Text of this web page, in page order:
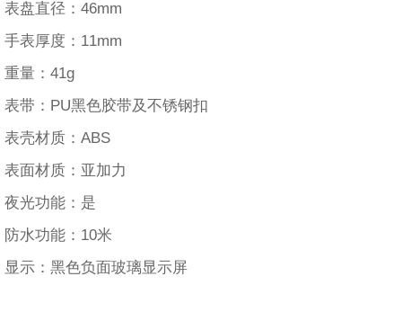
表盘直径：46mm
手表厚度：11mm
重量：41g
表带：PU黑色胶带及不锈钢扣
表壳材质：ABS
表面材质：亚加力
夜光功能：是
防水功能：10米
显示：黑色负面玻璃显示屏